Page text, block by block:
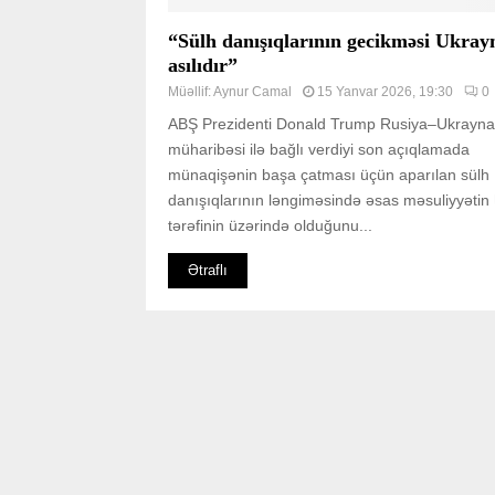
“Sülh danışıqlarının gecikməsi
asılıdır”
Müəllif:Aynur Camal 15 Yanvar 2026, 19:30 0
ABŞ Prezidenti Donald Trump Rusiya–Ukrayna
müharibəsi ilə bağlı verdiyi son açıqlamada
münaqişənin başa çatması üçün aparılan sülh
danışıqlarının ləngiməsində əsas
tərəfinin üzərində olduğunu...
Ətraflı